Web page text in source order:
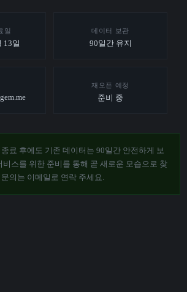
일
13일
데이터 보관
90일간 유지
재오픈 예정
준비 중
료 후에도 기존 데이터는 90일간 안전하게 보
비스를 위한 준비를 통해 곧 새로운 모습으로 찾
의는 이메일로 연락 주세요.